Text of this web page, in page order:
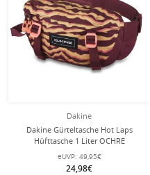
Dakine
Dakine Gürteltasche Hot Laps
Hüfttasche 1 Liter OCHRE
STRIPE/PORT
eUVP: 49,95€
24,98€